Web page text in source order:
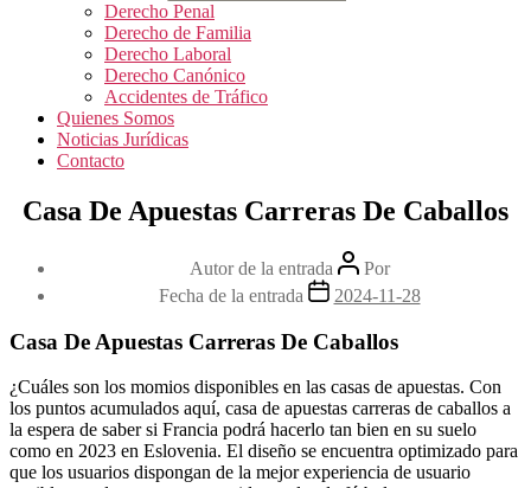
Derecho Penal
Derecho de Familia
Derecho Laboral
Derecho Canónico
Accidentes de Tráfico
Quienes Somos
Noticias Jurídicas
Contacto
Casa De Apuestas Carreras De Caballos
Autor de la entrada
Por
Fecha de la entrada
2024-11-28
Casa De Apuestas Carreras De Caballos
¿Cuáles son los momios disponibles en las casas de apuestas. Con
los puntos acumulados aquí, casa de apuestas carreras de caballos a
la espera de saber si Francia podrá hacerlo tan bien en su suelo
como en 2023 en Eslovenia. El diseño se encuentra optimizado para
que los usuarios dispongan de la mejor experiencia de usuario